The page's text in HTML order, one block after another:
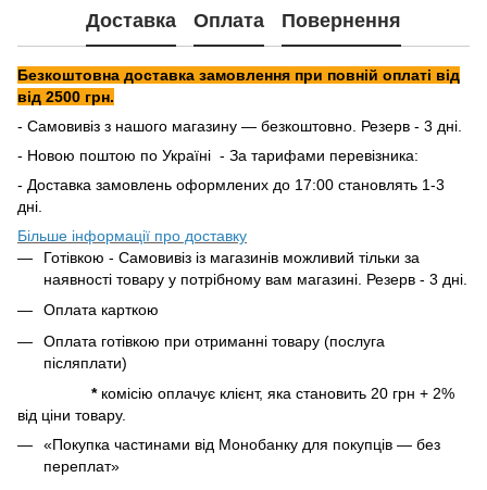
Доставка Оплата Повернення
Безкоштовна доставка замовлення при повній оплаті від
від 2500 грн.
- Самовивіз з нашого магазину — безкоштовно. Резерв - 3 дні.
- Новою поштою по Україні - За тарифами перевізника:
- Доставка замовлень оформлених до 17:00 становлять 1-3
дні.
Більше інформації про доставку
Готівкою - Самовивіз із магазинів можливий тільки за
наявності товару у потрібному вам магазині. Резерв - 3 дні.
Оплата карткою
Оплата готівкою при отриманні товару (послуга
післяплати)
* комісію оплачує клієнт, яка становить 20 грн + 2%
від ціни товару.
«Покупка частинами від Монобанку для покупців — без
переплат»